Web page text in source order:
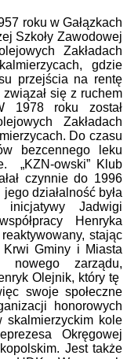
roku w Gałązkach
Szkoły Zawodowej
Zakładach
gdzie
przejścia na rentę
się z ruchem
1978 roku został
Zakładach
Do czasu
bezcennego leku
„KZN-owski” Klub
czynnie do 1996
działalność była
Jadwigi
Henryka
stając
Gminy i Miasta
nowego zarządu,
Olejnik, który tę
swoje społeczne
honorowych
skalmierzyckim kole
Okręgowej
Jest także